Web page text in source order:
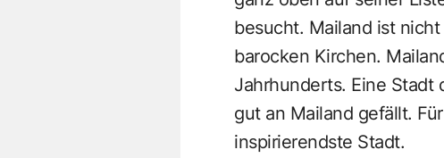
besucht. Mailand ist
barocken Kirchen.
Jahrhunderts. Eine Stadt
gut an Mailand gefällt.
inspirierendste Stadt.